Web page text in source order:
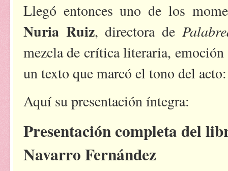
Llegó entonces uno de los
Nuria Ruiz, directora de
mezcla de crítica literaria,
un texto que marcó el tono del
Aquí su presentación íntegra:
Presentación completa del
Navarro Fernández